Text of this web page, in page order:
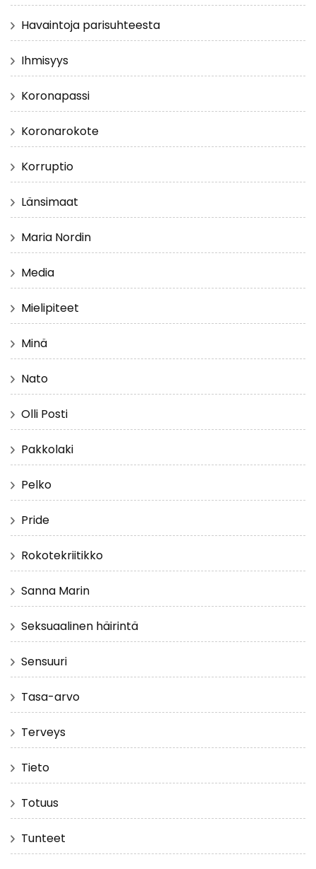
Havaintoja parisuhteesta
Ihmisyys
Koronapassi
Koronarokote
Korruptio
Länsimaat
Maria Nordin
Media
Mielipiteet
Minä
Nato
Olli Posti
Pakkolaki
Pelko
Pride
Rokotekriitikko
Sanna Marin
Seksuaalinen häirintä
Sensuuri
Tasa-arvo
Terveys
Tieto
Totuus
Tunteet